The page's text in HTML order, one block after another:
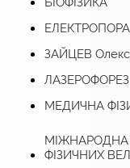
ЗАЙЦЕВ
ЛАЗЕРОФОРЕЗ
МЕДИЧНА
ФІЗИЧНИХ